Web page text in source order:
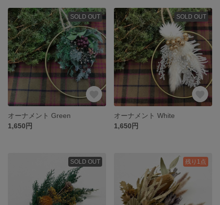
SOLD OUT
オーナメント Green
1,650円
SOLD OUT
オーナメント White
1,650円
SOLD OUT 残り1点